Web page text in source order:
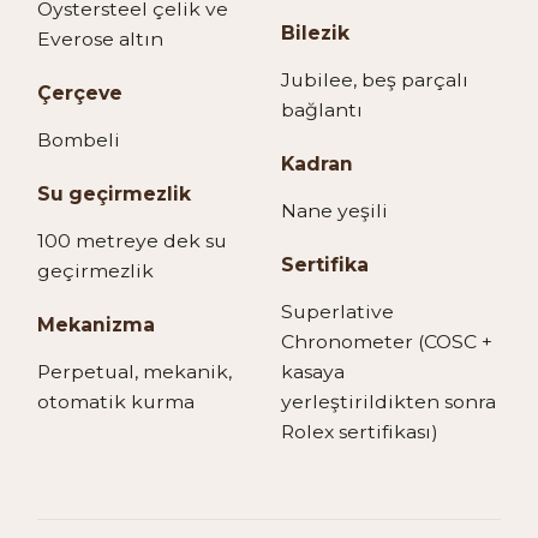
Oystersteel çelik ve
Everose altın
Çerçeve
Bombeli
Su geçirmezlik
100 metreye dek su
geçirmezlik
Mekanizma
Perpetual, mekanik,
otomatik kurma
Bilezik
Jubilee, beş parçalı
bağlantı
Kadran
Nane yeşili
Sertifika
Superlative
Chronometer (COSC +
kasaya
yerleştirildikten sonra
Rolex sertifikası)